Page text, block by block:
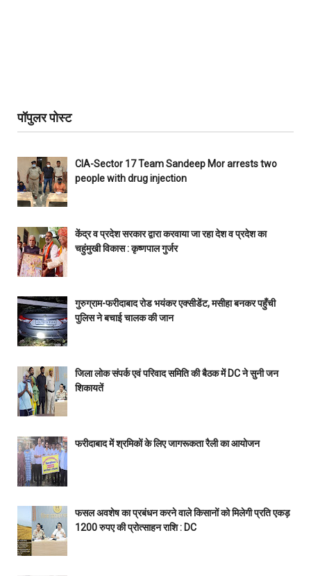
पॉपुलर पोस्ट
CIA-Sector 17 Team Sandeep Mor arrests two
people with drug injection
केंद्र व प्रदेश सरकार द्वारा करवाया जा रहा देश व प्रदेश का
चहुंमुखी विकास : कृष्णपाल गुर्जर
गुरुग्राम-फरीदाबाद रोड भयंकर एक्सीडेंट, मसीहा बनकर पहुँची
पुलिस ने बचाई चालक की जान
जिला लोक संपर्क एवं परिवाद समिति की बैठक में DC ने सुनी जन
शिकायतें
फरीदाबाद में श्रमिकों के लिए जागरूकता रैली का आयोजन
फसल अवशेष का प्रबंधन करने वाले किसानों को मिलेगी प्रति एकड़
1200 रुपए की प्रोत्साहन राशि : DC